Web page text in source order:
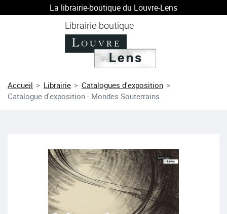
La librairie-boutique du Louvre-Lens
Librairie-boutique
Accueil Librairie
Catalogues d'exposition
Catalogue d'exposition - Mondes Souterrains